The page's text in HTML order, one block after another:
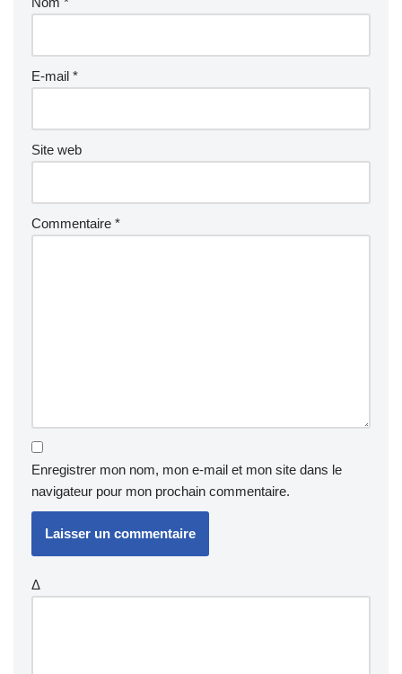
E-mail *
Site web
Commentaire *
Enregistrer mon nom, mon e-mail et mon site dans le
navigateur pour mon prochain commentaire.
Δ